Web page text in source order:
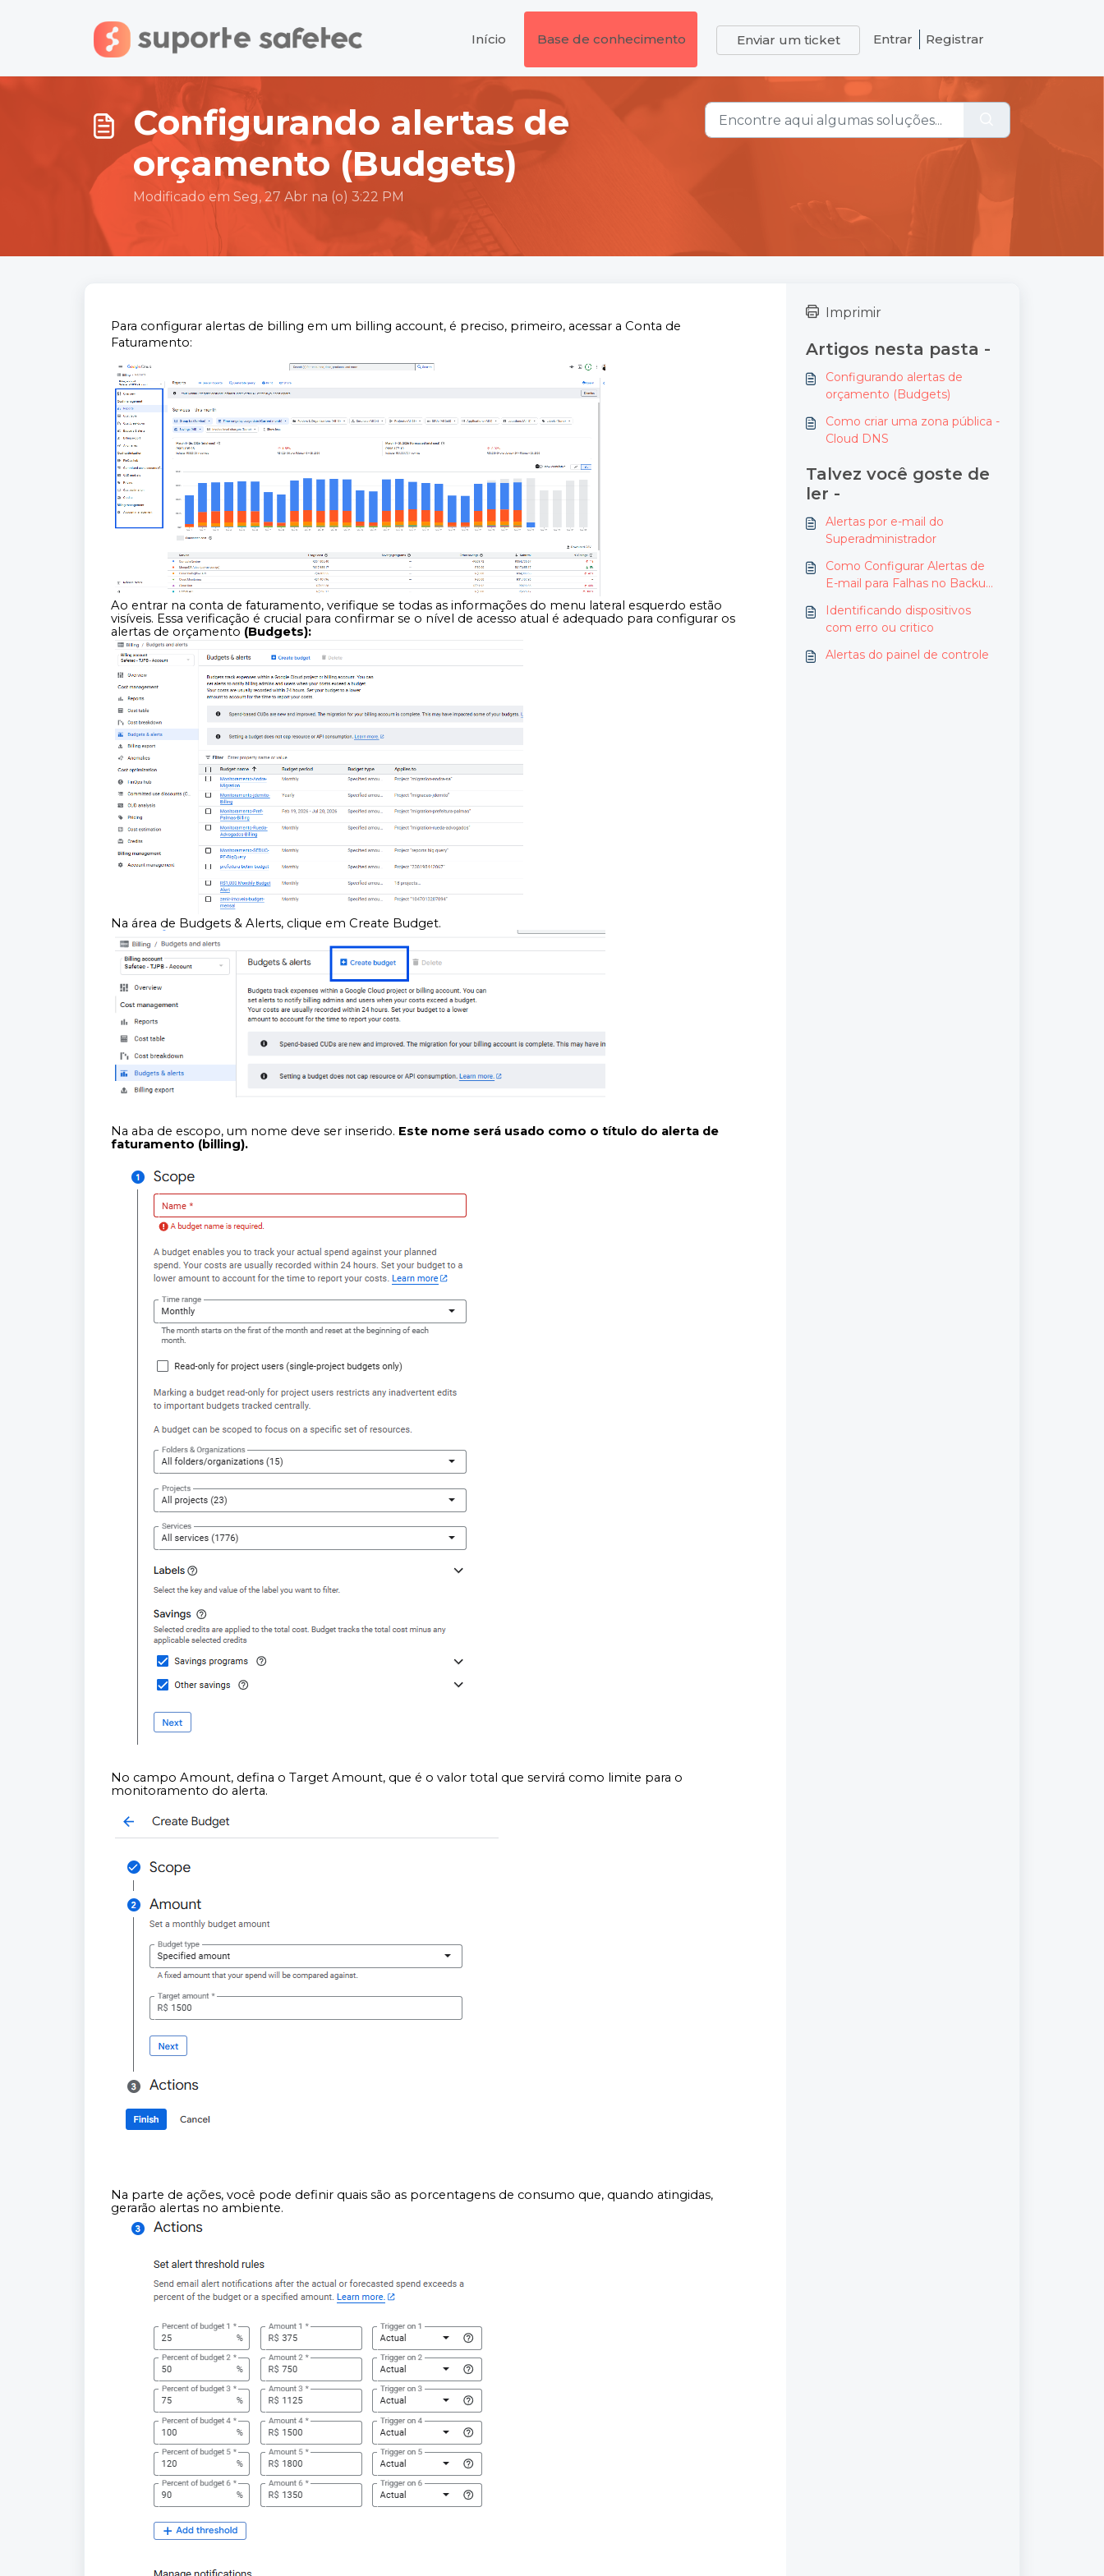
Início
Base de conhecimento Enviar um ticket Entrar Registrar
Configurando alertas de
orçamento (Budgets)
Modificado em Seg, 27 Abr na (o) 3:22 PM
Para configurar alertas de billing em um billing account, é preciso, primeiro, acessar a Conta de
Faturamento:
Ao entrar na conta de faturamento, verifique se todas as informações do menu lateral esquerdo estão
visíveis. Essa verificação é crucial para confirmar se o nível de acesso atual é adequado para configurar os
alertas de orçamento (Budgets):
Na área de Budgets & Alerts, clique em Create Budget.
Na aba de escopo, um nome deve ser inserido. Este nome será usado como o título do alerta de
faturamento (billing).
No campo Amount, defina o Target Amount, que é o valor total que servirá como limite para o
monitoramento do alerta.
Na parte de ações, você pode definir quais são as porcentagens de consumo que, quando atingidas,
gerarão alertas no ambiente.
Imprimir
Artigos nesta pasta -
Configurando alertas de
orçamento (Budgets)
Como criar uma zona pública -
Cloud DNS
Talvez você goste de
ler -
Alertas por e-mail do
Superadministrador
Como Configurar Alertas de
E-mail para Falhas no Backup
Identificando dispositivos
com erro ou critico
Alertas do painel de controle